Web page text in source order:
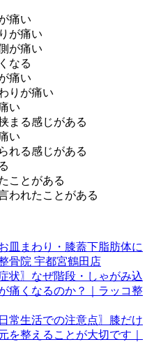
痛い
が痛い
が痛い
なる
痛い
りが痛い
い
まる感じがある
い
れる感じがある
ことがある
われたことがある
皿まわり・膝蓋下脂肪体に
骨院 宇都宮鶴田店
状〗なぜ階段・しゃがみ込
痛くなるのか？｜ラッコ整
常生活での注意点〗膝だけ
を整えることが大切です｜